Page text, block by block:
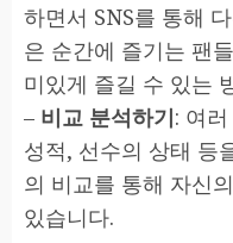
하면서 SNS를 통해
은 순간에 즐기는 팬
미있게 즐길 수 있는
– 비교 분석하기: 여
성적, 선수의 상태 등
의 비교를 통해 자신
있습니다.